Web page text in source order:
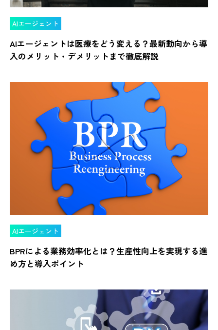
AIエージェント
AIエージェントは医療をどう変える？最新動向から導
入のメリット・デメリットまで徹底解説
AIエージェント
BPRによる業務効率化とは？生産性向上を実現する進
め方と導入ポイント